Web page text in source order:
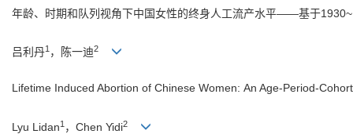
年龄、时期和队列视角下中国女性的终身人工流产水平——基于
吕利丹1 ，陈一迪2
Lifetime Induced Abortion of Chinese Women: An Age-Period-
Lyu Lidan1 ，Chen Yidi2